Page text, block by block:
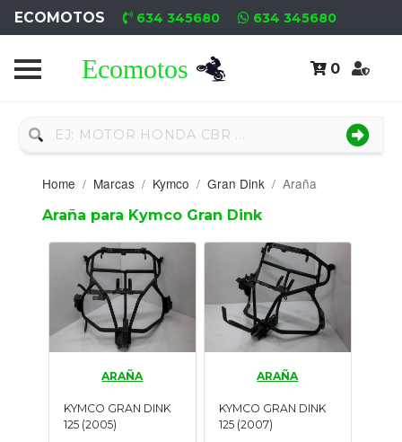
ECOMOTOS 634 345680 634 345680
0
Home
Nuevo
Neumáticos
Campa
Motores
Nuevos
Motores
Tasaciones
Home Marcas Kymco Gran Dink Araña
Araña para Kymco Gran Dink
ARAÑA
KYMCO GRAN DINK
125 (2005)
ARAÑA
KYMCO GRAN DINK
125 (2007)